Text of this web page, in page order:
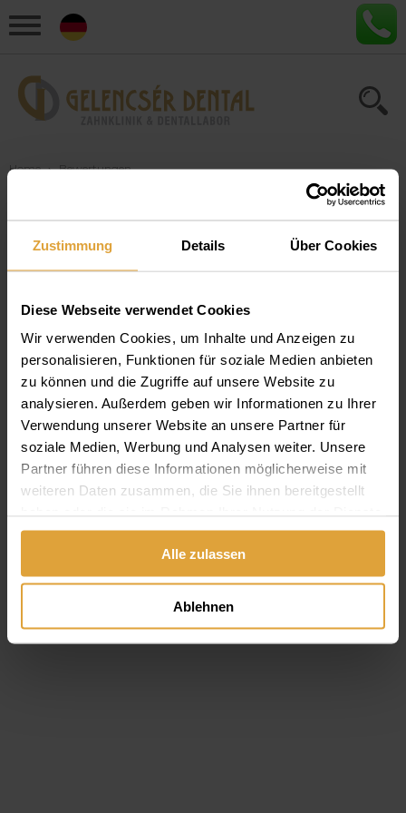
Zustimmung Details Über Cookies
Diese Webseite verwendet Cookies
Wir verwenden Cookies, um Inhalte und Anzeigen zu
personalisieren, Funktionen für soziale Medien anbieten
zu können und die Zugriffe auf unsere Website zu
analysieren. Außerdem geben wir Informationen zu Ihrer
Verwendung unserer Website an unsere Partner für
soziale Medien, Werbung und Analysen weiter. Unsere
Partner führen diese Informationen möglicherweise mit
weiteren Daten zusammen, die Sie ihnen bereitgestellt
haben oder die sie im Rahmen Ihrer Nutzung der Dienste
gesammelt haben.
Alle zulassen
Ablehnen
Home › Bewertungen
Artikel zum Thema
"Bewertungen"
Patientenbewertungen
Lesen Sie Erfahrungen, Bewertungen und Empfehlungen
von Zahnklinik Ungarn, Gelencsér Dental.
Weiterlesen